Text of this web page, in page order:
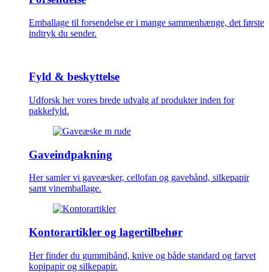
Emballage til forsendelse er i mange sammenhænge, det første
indtryk du sender.
Fyld & beskyttelse
Udforsk her vores brede udvalg af produkter inden for
pakkefyld.
Gaveindpakning
Her samler vi gaveæsker, cellofan og gavebånd, silkepapir
samt vinemballage.
Kontorartikler og lagertilbehør
Her finder du gummibånd, knive og både standard og farvet
kopipapir og silkepapir.